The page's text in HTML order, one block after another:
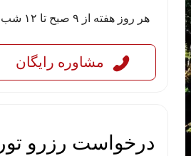
هر روز هفته از ۹ صبح تا ۱۲ شب
مشاوره رایگان
درخواست رزرو تور